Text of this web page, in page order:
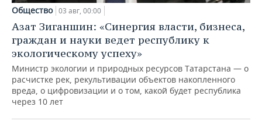
Общество 03 авг, 00:00
Азат Зиганшин: «Синергия власти, бизнеса,
граждан и науки ведет республику к
экологическому успеху»
Министр экологии и природных ресурсов Татарстана — о
расчистке рек, рекультивации объектов накопленного
вреда, о цифровизации и о том, какой будет республика
через 10 лет